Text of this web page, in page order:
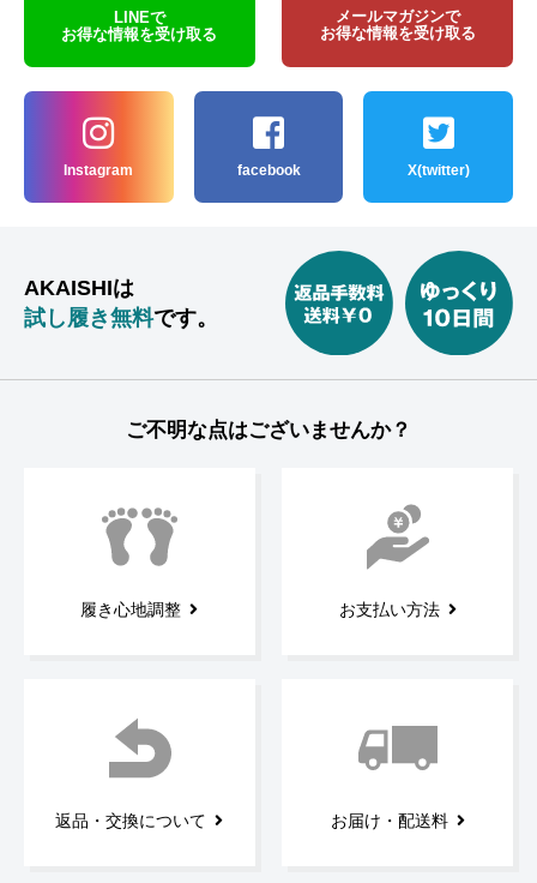
LINEで
お得な情報を受け取る
メールマガジンで
お得な情報を受け取る
Instagram facebook X(twitter)
AKAISHIは
試し履き無料です。
ご不明な点はございませんか？
履き心地調整 お支払い方法
返品・交換について お届け・配送料